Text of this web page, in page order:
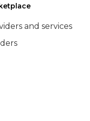
and services